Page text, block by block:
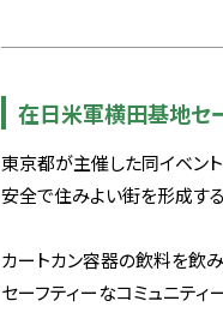
在日米軍横田基地セ
東京都が主催した同イベント
安全で住みよい街を形成す
カートカン容器の飲料を飲
セーフティーなコミュニティ